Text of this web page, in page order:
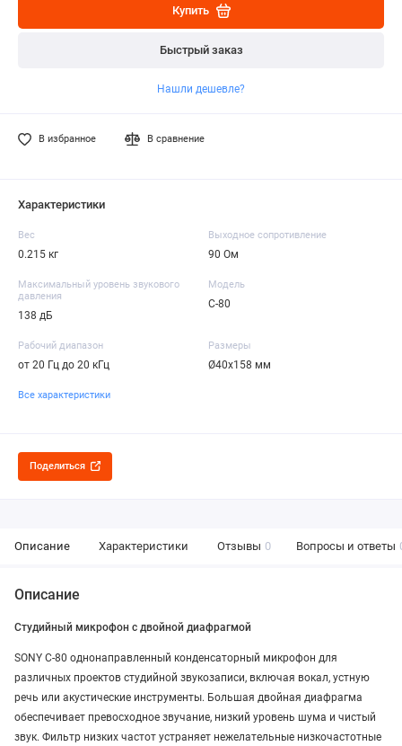
Купить
Быстрый заказ
Нашли дешевле?
В избранное В сравнение
Характеристики
Вес
0.215 кг
Выходное сопротивление
90 Ом
Максимальный уровень звукового
давления
138 дБ
Модель
C-80
Рабочий диапазон
от 20 Гц до 20 кГц
Размеры
Ø40х158 мм
Все характеристики
Поделиться
Описание Характеристики Отзывы 0 Вопросы и ответы
Описание
Студийный микрофон с двойной диафрагмой
SONY C-80 однонаправленный конденсаторный микрофон для
различных проектов студийной звукозаписи, включая вокал, устную
речь или акустические инструменты. Большая двойная диафрагма
обеспечивает превосходное звучание, низкий уровень шума и чистый
звук. Фильтр низких частот устраняет нежелательные низкочастотные